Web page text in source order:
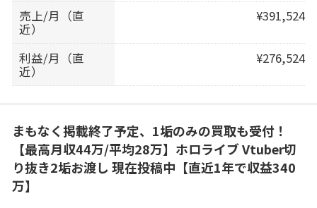
売上/月（直
近）
¥391,524
利益/月（直
近）
¥276,524
まもなく掲載終了予定、1垢のみの買取も受付！
【最高月収44万/平均28万】ホロライブ Vtuber切
り抜き2垢お渡し 現在投稿中【直近1年で収益340
万】